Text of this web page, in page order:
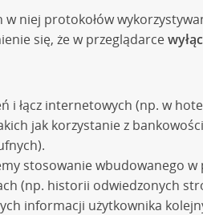
certyfikatu serwera
wyszukiwarce ustawień.
eBank
niej protokołów
się, że w przeglądarce
i łącz internetowych (np. w
jak korzystanie z
stosowanie wbudowanego
(np. historii odwiedzonych
informacji użytkownika